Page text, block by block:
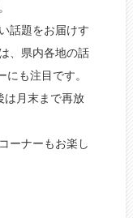
話題をお届けす
、県内各地の話
も注目です。
は月末まで再放
ーナーもお楽し